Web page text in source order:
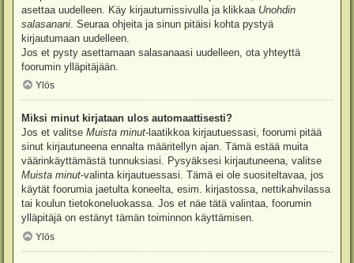
asettaa uudelleen. Käy kirjautumissivulla ja klikkaa Unohdin
salasanani . Seuraa ohjeita ja sinun pitäisi kohta pystyä
kirjautumaan uudelleen.
Jos et pysty asettamaan salasanaasi uudelleen, ota yhteyttä
foorumin ylläpitäjään.
Ylös
Miksi minut kirjataan ulos automaattisesti?
Jos et valitse Muista minut-laatikkoa kirjautuessasi, foorumi pitää
sinut kirjautuneena ennalta määritellyn ajan. Tämä estää muita
väärinkäyttämästä tunnuksiasi. Pysyäksesi kirjautuneena, valitse
Muista minut-valinta kirjautuessasi. Tämä ei ole suositeltavaa, jos
käytät foorumia jaetulta koneelta, esim. kirjastossa, nettikahvilassa
tai koulun tietokoneluokassa. Jos et näe tätä valintaa, foorumin
ylläpitäjä on estänyt tämän toiminnon käyttämisen.
Ylös